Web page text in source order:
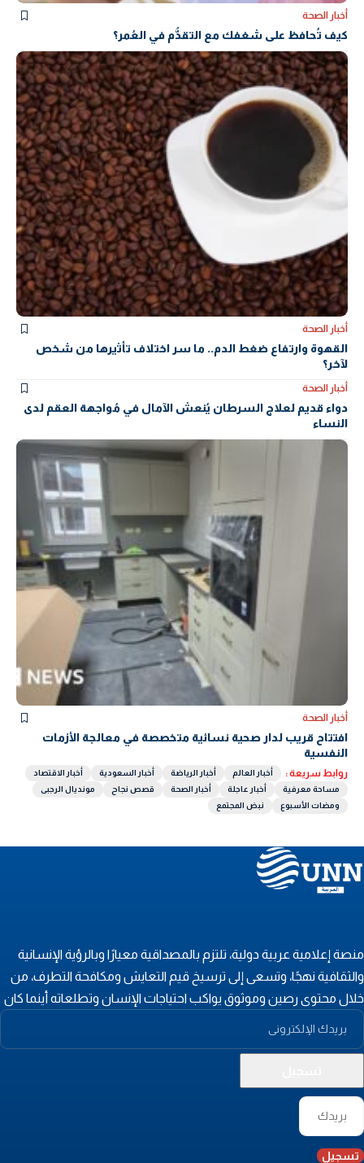
أخبار الصحة
كيف تُحافظ على شغفك مع التقدُّم في العُمر؟
أخبار الصحة
القهوة وارتفاع ضغط الدم.. ما سر اختلاف تأثيرها من شخص
لآخر؟
أخبار الصحة
دواء قديم لعلاج السرطان يُنعش الآمال في مُواجهة العقم لدى
النساء
أخبار الصحة
افتتاح قريب لدار صحية نسائية متخصصة في معالجة الأزمات
النفسية
روابط سريعة : أخبار العالم أخبار الرياضة أخبار السعودية
أخبار الاقتصاد
مساحة معرفية
أخبار عاجلة أخبار الصحة قصص نجاح
مونديال الرجبى
ومضات الأسبوع
نبض المجتمع
إعلامية عربية دولية، تلتزم بالمصداقية معيارًا وبالرؤية الإنسانية
نهجًا، وتسعى إلى ترسيخ قيم التعايش ومكافحة التطرف، من
محتوى رصين وموثوق يواكب احتياجات الإنسان وتطلعاته أينما كان
تسجيل